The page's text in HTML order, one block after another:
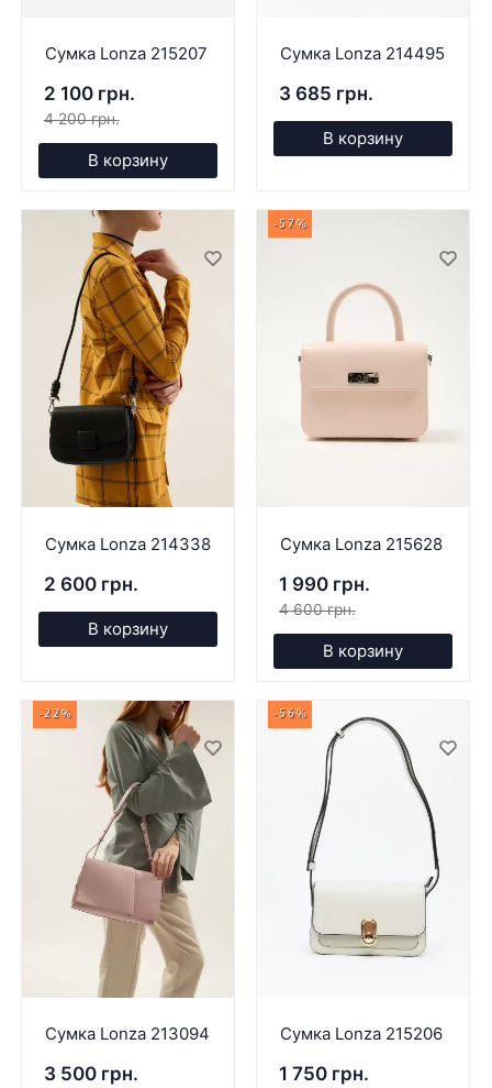
Сумка Lonza 215207
2 100 грн.
4 200 грн.
В корзину
Сумка Lonza 214495
3 685 грн.
В корзину
Сумка Lonza 214338
2 600 грн.
В корзину
-57%
Сумка Lonza 215628
1 990 грн.
4 600 грн.
В корзину
-22%
Сумка Lonza 213094
3 500 грн.
-56%
Сумка Lonza 215206
1 750 грн.